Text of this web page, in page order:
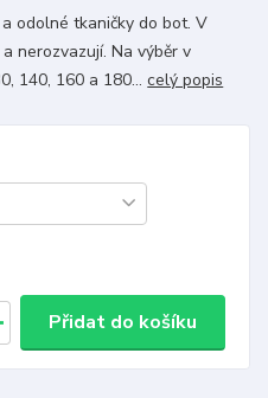
odolné tkaničky do bot. V
nerozvazují. Na výběr v
140, 160 a 180...celý popis
Přidat do košíku